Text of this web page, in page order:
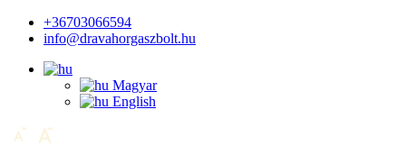
+36703066594
info@dravahorgaszbolt.hu
Magyar
English